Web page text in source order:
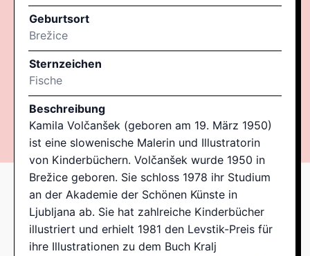
Geburtsort
Brežice
Sternzeichen
Fische
Beschreibung
Kamila Volčanšek (geboren am 19. März 1950)
ist eine slowenische Malerin und Illustratorin
von Kinderbüchern. Volčanšek wurde 1950 in
Brežice geboren. Sie schloss 1978 ihr Studium
an der Akademie der Schönen Künste in
Ljubljana ab. Sie hat zahlreiche Kinderbücher
illustriert und erhielt 1981 den Levstik-Preis für
ihre Illustrationen zu dem Buch Kralj